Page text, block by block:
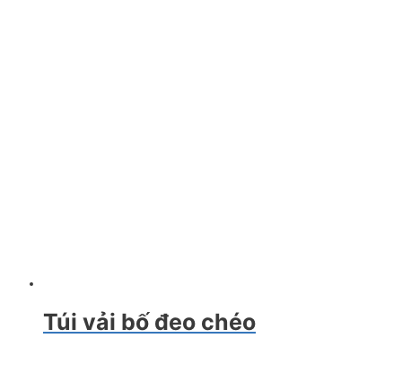
Túi vải bố đeo chéo